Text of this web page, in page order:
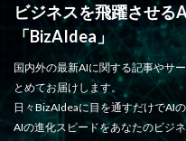
ビジネスを飛躍させる
「BizAIdea」
国内外の最新AIに関する記事やサ
とめてお届けします。
日々BizAIdeaに目を通すだけでAI
AIの進化スピードをあなたのビジ